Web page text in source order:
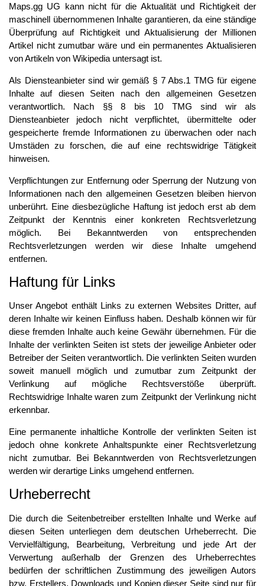
Maps.gg UG kann nicht für die Aktualität und Richtigkeit der
maschinell übernommenen Inhalte garantieren, da eine ständige
Überprüfung auf Richtigkeit und Aktualisierung der Millionen
Artikel nicht zumutbar wäre und ein permanentes Aktualisieren
von Artikeln von Wikipedia untersagt ist.
Als Diensteanbieter sind wir gemäß § 7 Abs.1 TMG für eigene
Inhalte auf diesen Seiten nach den allgemeinen Gesetzen
verantwortlich. Nach §§ 8 bis 10 TMG sind wir als
Diensteanbieter jedoch nicht verpflichtet, übermittelte oder
gespeicherte fremde Informationen zu überwachen oder nach
Umstäden zu forschen, die auf eine rechtswidrige Tätigkeit
hinweisen.
Verpflichtungen zur Entfernung oder Sperrung der Nutzung von
Informationen nach den allgemeinen Gesetzen bleiben hiervon
unberührt. Eine diesbezügliche Haftung ist jedoch erst ab dem
Zeitpunkt der Kenntnis einer konkreten Rechtsverletzung
möglich. Bei Bekanntwerden von entsprechenden
Rechtsverletzungen werden wir diese Inhalte umgehend
entfernen.
Haftung für Links
Unser Angebot enthält Links zu externen Websites Dritter, auf
deren Inhalte wir keinen Einfluss haben. Deshalb können wir für
diese fremden Inhalte auch keine Gewähr übernehmen. Für die
Inhalte der verlinkten Seiten ist stets der jeweilige Anbieter oder
Betreiber der Seiten verantwortlich. Die verlinkten Seiten wurden
soweit manuell möglich und zumutbar zum Zeitpunkt der
Verlinkung auf mögliche Rechtsverstöße überprüft.
Rechtswidrige Inhalte waren zum Zeitpunkt der Verlinkung nicht
erkennbar.
Eine permanente inhaltliche Kontrolle der verlinkten Seiten ist
jedoch ohne konkrete Anhaltspunkte einer Rechtsverletzung
nicht zumutbar. Bei Bekanntwerden von Rechtsverletzungen
werden wir derartige Links umgehend entfernen.
Urheberrecht
Die durch die Seitenbetreiber erstellten Inhalte und Werke auf
diesen Seiten unterliegen dem deutschen Urheberrecht. Die
Vervielfältigung, Bearbeitung, Verbreitung und jede Art der
Verwertung außerhalb der Grenzen des Urheberrechtes
bedürfen der schriftlichen Zustimmung des jeweiligen Autors
bzw. Erstellers. Downloads und Kopien dieser Seite sind nur für